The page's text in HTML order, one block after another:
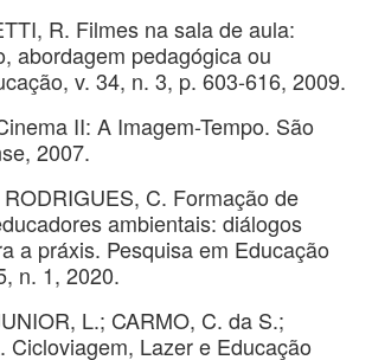
R. Filmes na sala de aula:
abordagem pedagógica ou
v. 34, n. 3, p. 603-616, 2009.
II: A Imagem-Tempo. São
2007.
C. Formação de
ambientais: diálogos
a práxis. Pesquisa em Educação
n. 1, 2020.
L.; CARMO, C. da S.;
Cicloviagem, Lazer e Educação